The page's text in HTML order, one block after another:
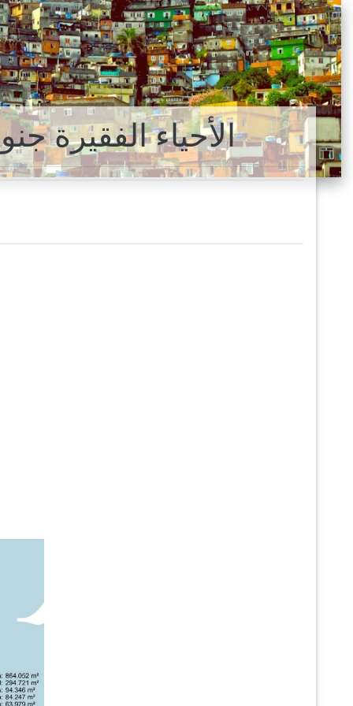
الأحياء الفقيرة